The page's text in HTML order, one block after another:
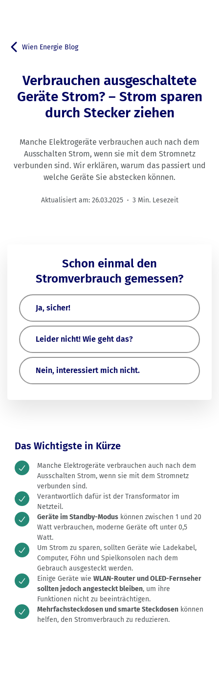
Zurück zu
Wien Energie Blog
Verbrauchen ausgeschaltete
Geräte Strom? – Strom sparen
durch Stecker ziehen
Manche Elektrogeräte verbrauchen auch nach dem
Ausschalten Strom, wenn sie mit dem Stromnetz
verbunden sind. Wir erklären, warum das passiert und
welche Geräte Sie abstecken können.
Aktualisiert am: 26.03.2025 3 Min. Lesezeit
Schon einmal den
Stromverbrauch gemessen?
Ja, sicher!
Leider nicht! Wie geht das?
Nein, interessiert mich nicht.
Das Wichtigste in Kürze
Manche Elektrogeräte verbrauchen auch nach dem
Ausschalten Strom, wenn sie mit dem Stromnetz
verbunden sind.
Verantwortlich dafür ist der Transformator im
Netzteil.
Geräte im Standby-Modus können zwischen 1 und 20
Watt verbrauchen, moderne Geräte oft unter 0,5
Watt.
Um Strom zu sparen, sollten Geräte wie Ladekabel,
Computer, Föhn und Spielkonsolen nach dem
Gebrauch ausgesteckt werden.
Einige Geräte wie WLAN-Router und OLED-Fernseher
sollten jedoch angesteckt bleiben, um ihre
Funktionen nicht zu beeinträchtigen.
Mehrfachsteckdosen und smarte Steckdosen können
helfen, den Stromverbrauch zu reduzieren.